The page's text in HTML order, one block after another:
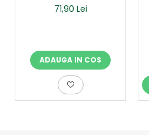
71,90 Lei
ADAUGA IN COS